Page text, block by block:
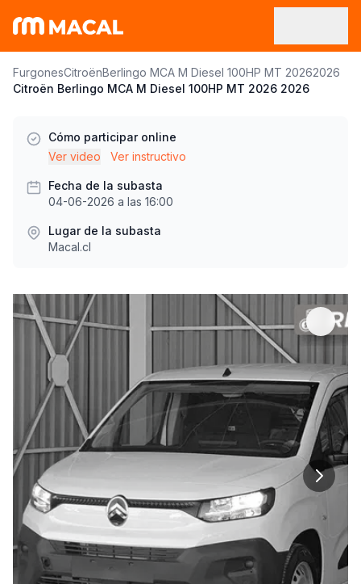
FurgonesCitroënBerlingo MCA M Diesel 100HP MT 20262026
Citroën Berlingo MCA M Diesel 100HP MT 2026 2026
Cómo participar online
Ver video
Ver instructivo
Fecha de la subasta
04-06-2026 a las 16:00
Lugar de la subasta
Macal.cl